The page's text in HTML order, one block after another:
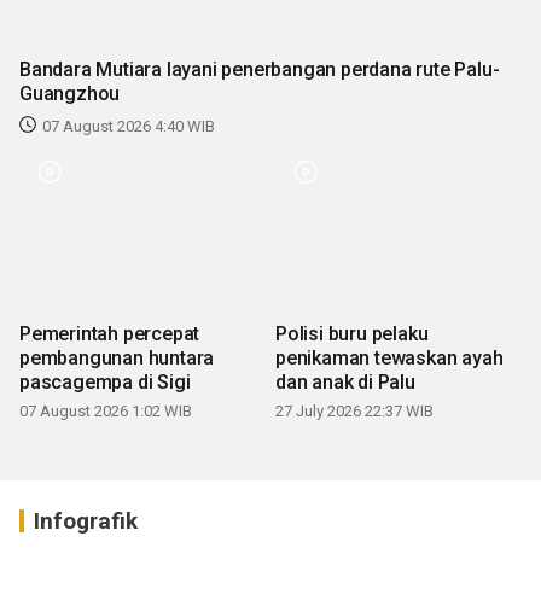
Bandara Mutiara layani penerbangan perdana rute Palu-
Guangzhou
07 August 2026 4:40 WIB
Pemerintah percepat
pembangunan huntara
pascagempa di Sigi
07 August 2026 1:02 WIB
Polisi buru pelaku
penikaman tewaskan ayah
dan anak di Palu
27 July 2026 22:37 WIB
Infografik